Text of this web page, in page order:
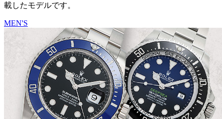
載したモデルです。
MEN'S